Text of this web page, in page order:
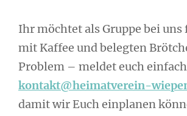
Ihr möchtet als Gruppe bei
mit Kaffee und belegten
Problem – meldet euch
kontakt@heimatverein-
damit wir Euch einplanen